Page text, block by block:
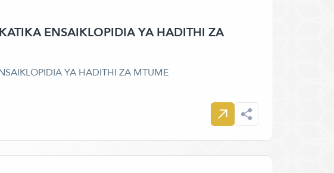
ENSAIKLOPIDIA YA HADITHI ZA
YA HADITHI ZA MTUME